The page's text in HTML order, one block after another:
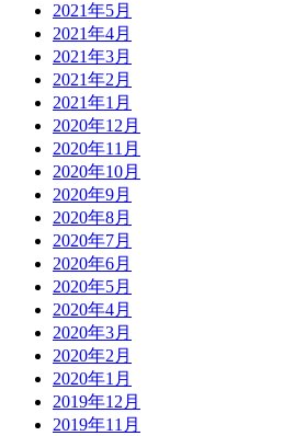
2021年5月
2021年4月
2021年3月
2021年2月
2021年1月
2020年12月
2020年11月
2020年10月
2020年9月
2020年8月
2020年7月
2020年6月
2020年5月
2020年4月
2020年3月
2020年2月
2020年1月
2019年12月
2019年11月